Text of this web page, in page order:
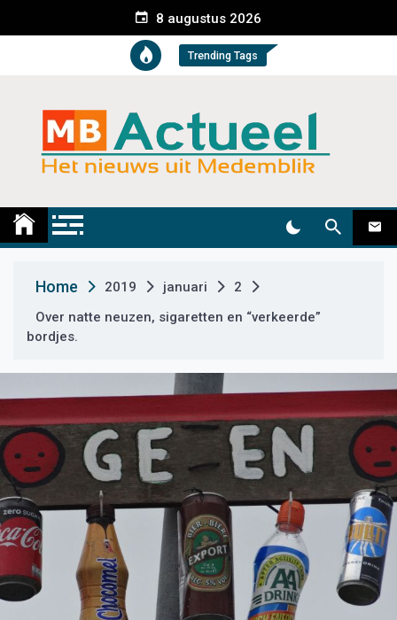
e
t
8 augustus 2026
Trending Tags
Medemblik Actueel
Home 2019 januari
2
Over natte neuzen, sigaretten en “verkeerde”
bordjes.